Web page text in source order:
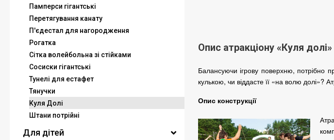
Памперси гігантські
Перетягування канату
П'єдестал для нагородження
Рогатка
Сітка волейбольна зі стійками
Сосиски гігантські
Тунелі для естафет
Тянучки
Куля Долі
Штани потрійні
Для дітей
Опис атракціону «Куля долі»
Балансуючи ігрову поверхню, потрібно
кулькою, чи віддасте її «на волю долі»?
Опис конструкції